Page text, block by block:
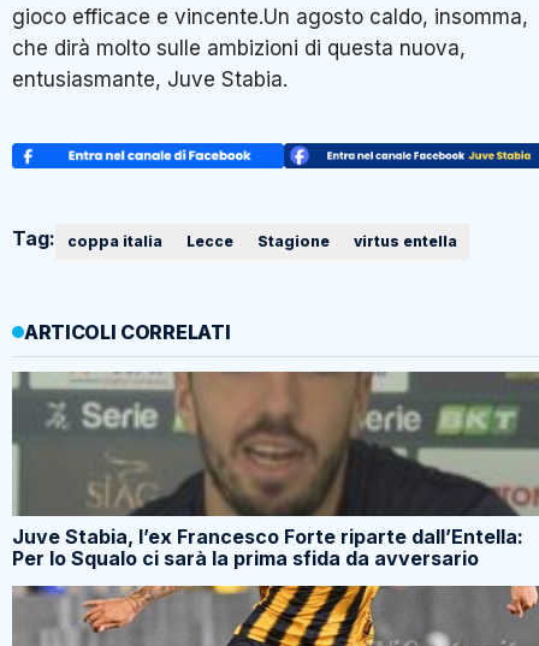
gioco efficace e vincente.Un agosto caldo, insomma,
che dirà molto sulle ambizioni di questa nuova,
entusiasmante, Juve Stabia.
Tag: coppa italia Lecce Stagione virtus entella
ARTICOLI CORRELATI
Juve Stabia, l’ex Francesco Forte riparte dall’Entella:
Per lo Squalo ci sarà la prima sfida da avversario